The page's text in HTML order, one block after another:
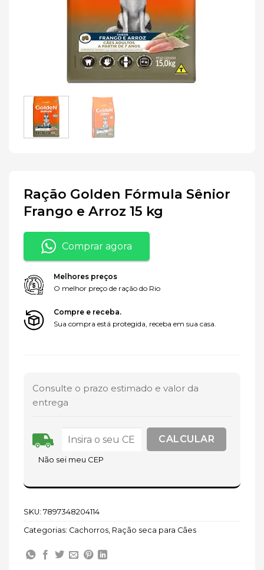
Ração Golden Fórmula Sênior
Frango e Arroz 15 kg
Comprar agora
Melhores preços
O melhor preço de ração do Rio
Compre e receba.
Sua compra está protegida, receba em sua casa.
Consulte o prazo estimado e valor da
entrega
Não sei meu CEP
SKU: 7897348204114
Categorias: Cachorros, Ração seca para Cães